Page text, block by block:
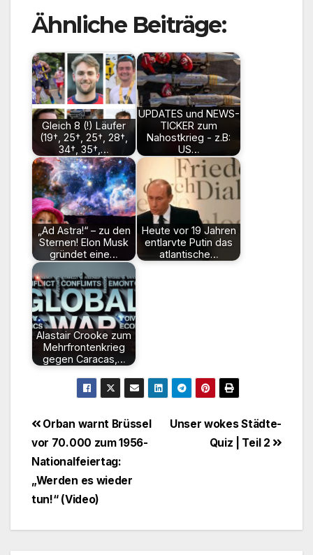
Ähnliche Beiträge:
Gleich 8 (!) Läufer
(19†, 25†, 25†, 28†,
34†, 35†,…
UPDATES und NEWS-
TICKER zum
Nahostkrieg - z.B:
US…
„Ad Astra!“ – zu den
Sternen! Elon Musk
gründet eine…
Heute vor 19 Jahren
entlarvte Putin das
atlantische…
Alastair Crooke zum
Mehrfrontenkrieg
gegen Caracas,…
Beitragsnavigation
Unser wokes Städte-
Quiz | Teil 2
Orban warnt Brüssel
vor 70.000 zum 1956-
Nationalfeiertag:
„Werden es wieder
tun!“ (Video)